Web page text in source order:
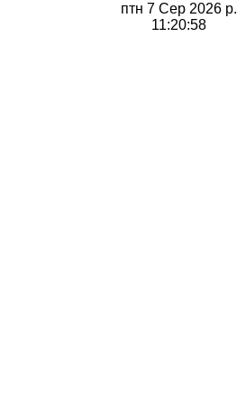
птн 7 Сер 2026 p.
11:20:59